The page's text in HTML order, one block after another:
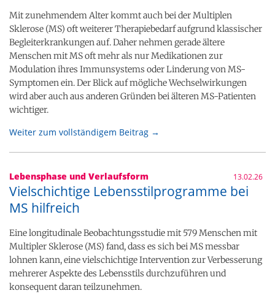
Mit zunehmendem Alter kommt auch bei der Multiplen
Sklerose (MS) oft weiterer Therapiebedarf aufgrund klassischer
Begleiterkrankungen auf. Daher nehmen gerade ältere
Menschen mit MS oft mehr als nur Medikationen zur
Modulation ihres Immunsystems oder Linderung von MS-
Symptomen ein. Der Blick auf mögliche Wechselwirkungen
wird aber auch aus anderen Gründen bei älteren MS-Patienten
wichtiger.
Weiter zum vollständigem Beitrag →
Lebensphase und Verlaufsform 13.02.26
Vielschichtige Lebensstilprogramme bei
MS hilfreich
Eine longitudinale Beobachtungsstudie mit 579 Menschen mit
Multipler Sklerose (MS) fand, dass es sich bei MS messbar
lohnen kann, eine vielschichtige Intervention zur Verbesserung
mehrerer Aspekte des Lebensstils durchzuführen und
konsequent daran teilzunehmen.